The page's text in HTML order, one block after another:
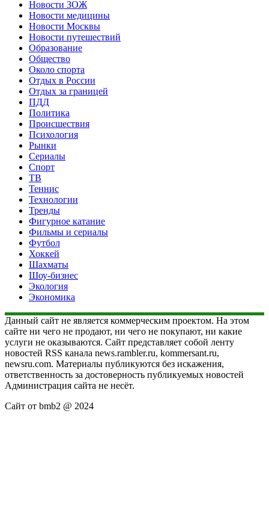
Новости ЗОЖ
Новости медицины
Новости Москвы
Новости путешествий
Образование
Общество
Около спорта
Отдых в России
Отдых за границей
ПДД
Политика
Происшествия
Психология
Рынки
Сериалы
Спорт
ТВ
Теннис
Технологии
Тренды
Фигурное катание
Фильмы и сериалы
Футбол
Хоккей
Шахматы
Шоу-бизнес
Экология
Экономика
Данный сайт не является коммерческим проектом. На этом
сайте ни чего не продают, ни чего не покупают, ни какие
услуги не оказываются. Сайт представляет собой ленту
новостей RSS канала news.rambler.ru, kommersant.ru,
newsru.com. Материалы публикуются без искажения,
ответственность за достоверность публикуемых новостей
Администрация сайта не несёт.
Сайт от bmb2 @ 2024